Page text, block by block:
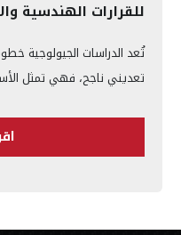
للقرارات الهندسية
تُعد الدراسات الجيولوجية
تعديني ناجح، فهي تمثل